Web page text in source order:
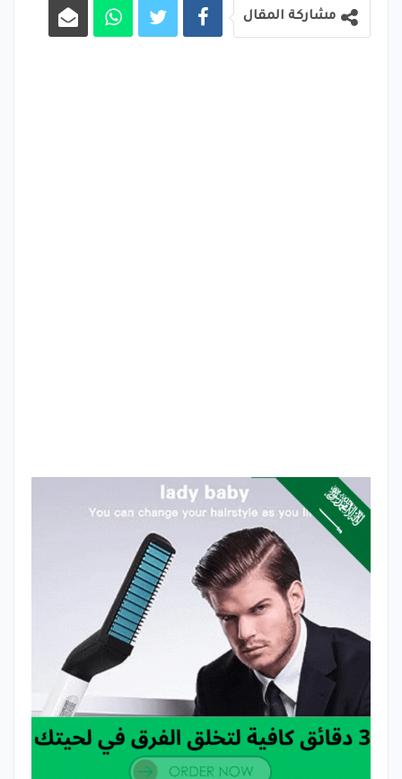
مشاركة المقال